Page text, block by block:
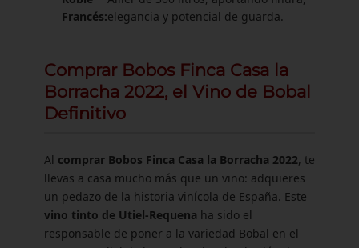
Francés:elegancia y potencial de guarda.
Comprar Bobos Finca Casa la
Borracha 2022, el Vino de Bobal
Definitivo
Al comprar Bobos Finca Casa la Borracha 2022, te
llevas a casa mucho más que un vino: adquieres
un pedazo de la historia vinícola de España. Este
vino tinto de Utiel-Requena ha sido el
responsable de poner a la variedad Bobal en el